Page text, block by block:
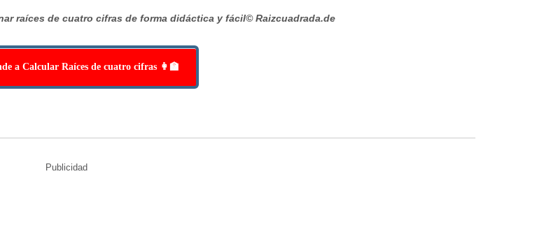
raíces de cuatro cifras de forma didáctica y fácil© Raizcuadrada.de
a Calcular Raíces de cuatro cifras 👩‍🏫
Publicidad